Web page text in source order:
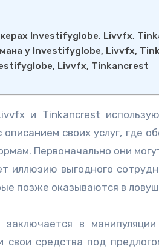
Investifyglobe, Livvfx,
у Investifyglobe, Livvfx,
Livvfx, Tinkancrest
и Tinkancrest
описанием своих услуг, где
Первоначально они
иллюзию выгодного
позже оказываются в
в
свои средства под